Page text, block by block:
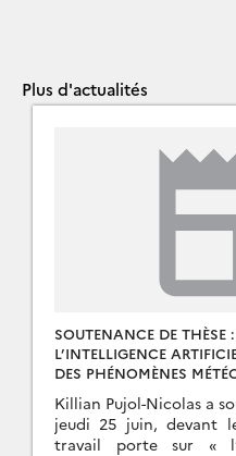
Plus d'actualités
SOUTENANCE DE THÈSE
L’INTELLIGENCE
DES PHÉNOMÈNES
Killian Pujol-Nicolas a
jeudi 25 juin, devant
travail porte sur «